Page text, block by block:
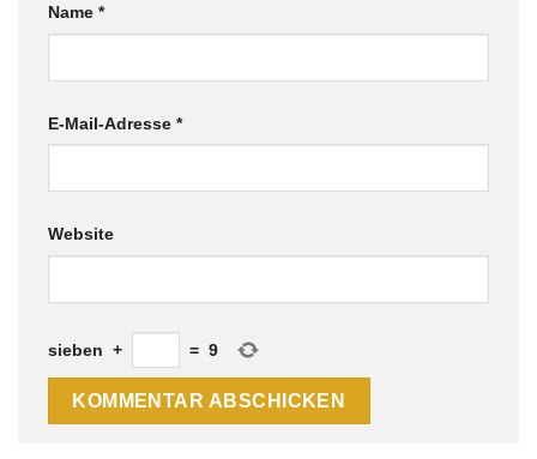
Name *
E-Mail-Adresse *
Website
sieben + = 9